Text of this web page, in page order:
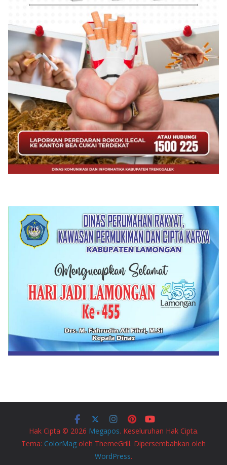
Hak Cipta © 2026 Megapos. Keseluruhan Hak Cipta.
Tema: ColorMag oleh ThemeGrill. Dipersembahkan oleh
WordPress.